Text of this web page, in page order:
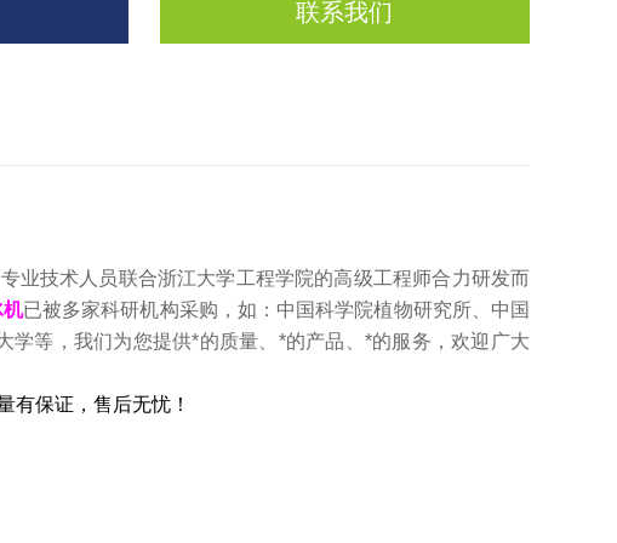
联系我们
业技术人员联合浙江大学工程学院的高级工程师合力研发而
机已被多家科研机构采购，如：中国科学院植物研究所、中国
等，我们为您提供*的质量、*的产品、*的服务，欢迎广大
有保证，售后无忧！